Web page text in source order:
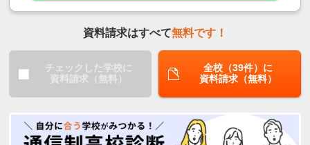
資料請求はすべて無料です！
チェックした学校に
資料請求（無料）
全校（39件）に
資料請求（無料）